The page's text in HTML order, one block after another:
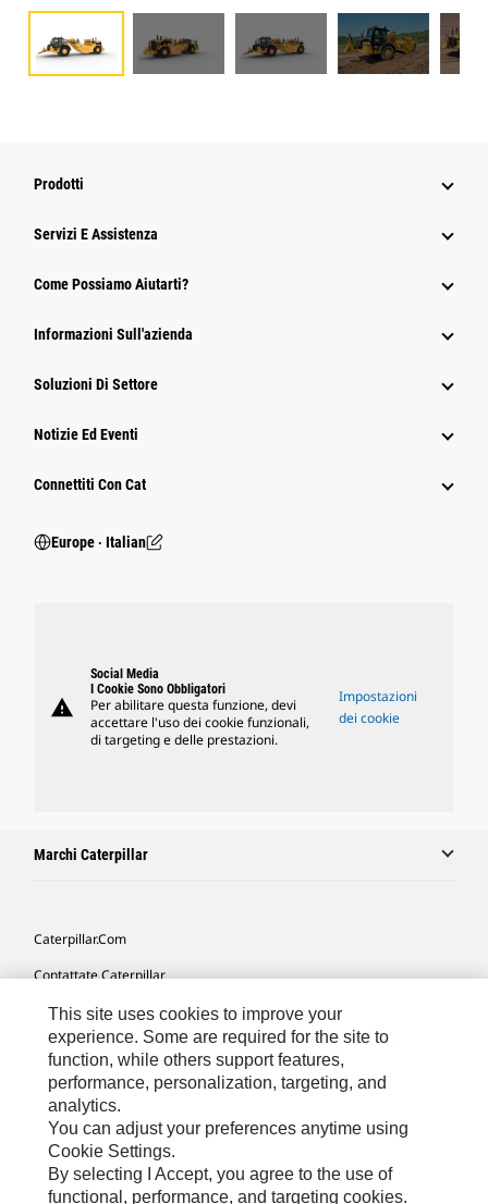
Prodotti
Servizi E Assistenza
Come Possiamo Aiutarti?
Informazioni Sull'azienda
Soluzioni Di Settore
Notizie Ed Eventi
Connettiti Con Cat
Europe ‧ Italian
warning
Social Media
I Cookie Sono Obbligatori
Per abilitare questa funzione, devi
accettare l'uso dei cookie funzionali,
di targeting e delle prestazioni.
Impostazioni
dei cookie
Marchi Caterpillar
Caterpillar.com
Contattate Caterpillar
Le Mie Preferenze Di Marketing
Mappa Del Sito
Cookie Settings
Informazioni Legali
Tutela Della Privacy
This site uses cookies to improve your
experience. Some are required for the site to
function, while others support features,
performance, personalization, targeting, and
analytics.
You can adjust your preferences anytime using
Cookie Settings.
By selecting I Accept, you agree to the use of
functional, performance, and targeting cookies.